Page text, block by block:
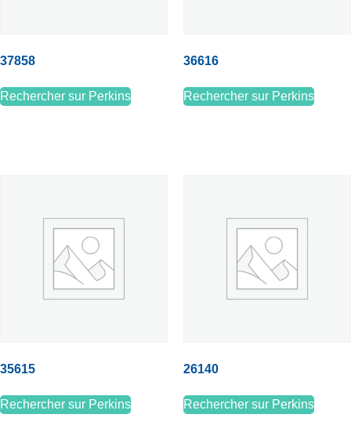
37858
Rechercher sur Perkins
36616
Rechercher sur Perkins
35615
Rechercher sur Perkins
26140
Rechercher sur Perkins